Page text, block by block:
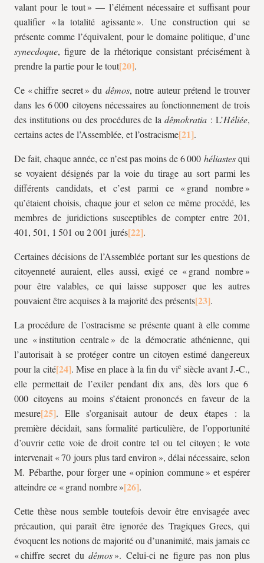
valant pour le tout » — l’élément nécessaire et suffisant pour
qualifier « la totalité agissante ». Une construction qui se
présente comme l’équivalent, pour le domaine politique, d’une
synecdoque, figure de la rhétorique consistant précisément à
prendre la partie pour le tout
.
Ce « chiffre secret » du dêmos, notre auteur prétend le trouver
dans les 6 000 citoyens nécessaires au fonctionnement de trois
des institutions ou des procédures de ladêmokratia : L’Héliée,
certainsactes de l’Assemblée, et l’ostracisme
.
De fait, chaque année, ce n’est pas moins de 6 000 héliastesqui
se voyaient désignés par la voie du tirage au sort parmi les
différents candidats, et c’est parmi ce « grand nombre »
qu’étaient choisis, chaque jour et selon ce même procédé, les
membres de juridictions susceptibles de compter entre 201,
401, 501, 1 501 ou 2 001 jurés
.
Certaines décisions de l’Assemblée portant sur les questions de
citoyenneté auraient, elles aussi, exigé ce « grand nombre »
pour être valables, ce qui laisse supposer que les autres
pouvaient être acquises à la majorité des présents
.
La procédure de l’ostracisme se présente quant à elle comme
une « institution centrale » de la démocratie athénienne, qui
l’autorisait à se protéger contre un citoyen estimé dangereux
pour la cité
. Mise en place à la fin du viesiècle avant J.-C.,
elle permettait de l’exiler pendant dix ans, dès lors que 6
000 citoyens au moins s’étaient prononcés en faveur de la
mesure
. Elle s’organisait autour de deux étapes : la
première décidait, sans formalité particulière, de l’opportunité
d’ouvrir cette voie de droit contre tel ou tel citoyen ; le vote
intervenait « 70 jours plus tard environ », délai nécessaire, selon
M. Pébarthe, pour forger une « opinion commune » et espérer
atteindre ce « grand nombre »
.
Cette thèse nous semble toutefois devoir être envisagée avec
précaution, qui paraît être ignorée des Tragiques Grecs, qui
évoquent les notions de majorité ou d’unanimité, mais jamais ce
« chiffre secret dudêmos». Celui-ci ne figure pas non plus